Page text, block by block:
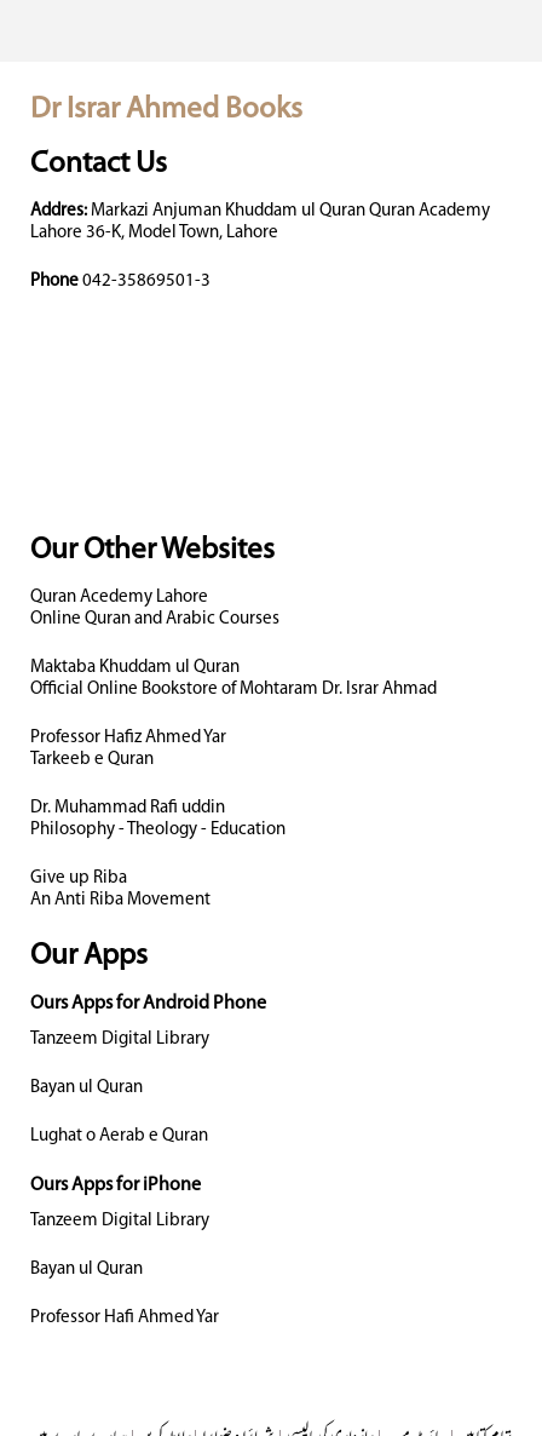
Dr Israr Ahmed Books
Contact Us
Addres: Markazi Anjuman Khuddam ul Quran Quran Academy
Lahore 36-K, Model Town, Lahore
Phone 042-35869501-3
Our Other Websites
Quran Acedemy Lahore
Online Quran and Arabic Courses
Maktaba Khuddam ul Quran
Official Online Bookstore of Mohtaram Dr. Israr Ahmad
Professor Hafiz Ahmed Yar
Tarkeeb e Quran
Dr. Muhammad Rafi uddin
Philosophy - Theology - Education
Give up Riba
An Anti Riba Movement
Our Apps
Ours Apps for Android Phone
Tanzeem Digital Library
Bayan ul Quran
Lughat o Aerab e Quran
Ours Apps for iPhone
Tanzeem Digital Library
Bayan ul Quran
Professor Hafi Ahmed Yar